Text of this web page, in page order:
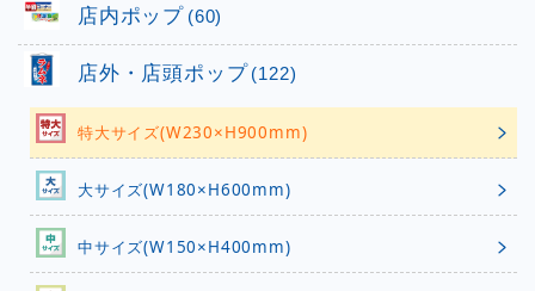
店内ポップ (60)
店外・店頭ポップ (122)
特大サイズ(W230×H900mm)
大サイズ(W180×H600mm)
中サイズ(W150×H400mm)